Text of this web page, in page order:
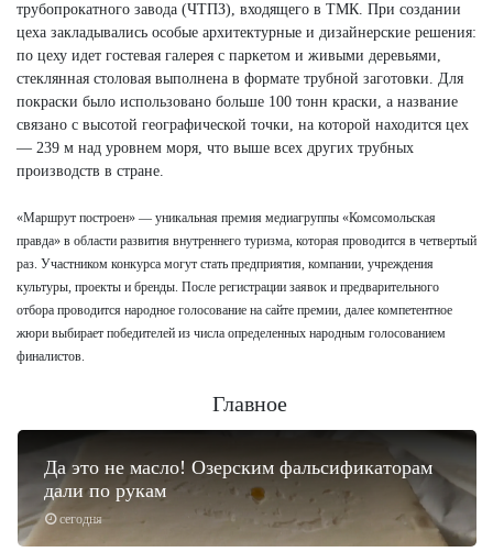
трубопрокатного завода (ЧТПЗ), входящего в ТМК. При создании
цеха закладывались особые архитектурные и дизайнерские решения:
по цеху идет гостевая галерея с паркетом и живыми деревьями,
стеклянная столовая выполнена в формате трубной заготовки. Для
покраски было использовано больше 100 тонн краски, а название
связано с высотой географической точки, на которой находится цех
— 239 м над уровнем моря, что выше всех других трубных
производств в стране.
«Маршрут построен» — уникальная премия медиагруппы «Комсомольская
правда» в области развития внутреннего туризма, которая проводится в четвертый
раз. Участником конкурса могут стать предприятия, компании, учреждения
культуры, проекты и бренды. После регистрации заявок и предварительного
отбора проводится народное голосование на сайте премии, далее компетентное
жюри выбирает победителей из числа определенных народным голосованием
финалистов.
Главное
сегодня
Да это не масло! Озерским фальсификаторам
дали по рукам